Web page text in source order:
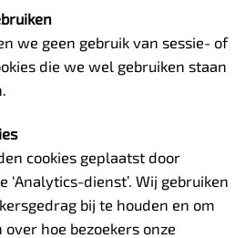
we geen gebruik van sessie- of
die we wel gebruiken staan
cookies geplaatst door
‘Analytics-dienst’. Wij gebruiken
bij te houden en om
hoe bezoekers onze